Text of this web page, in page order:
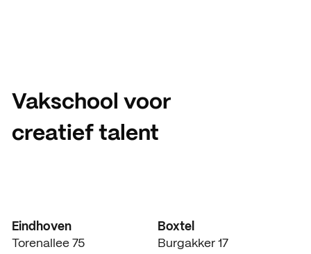
Vakschool voor
creatief talent
Eindhoven
Torenallee 75
Boxtel
Burgakker 17